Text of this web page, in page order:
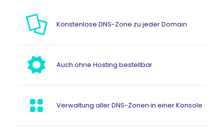
Konstenlose DNS-Zone zu jeder Domain
Auch ohne Hosting bestellbar
Verwaltung aller DNS-Zonen in einer Konsole